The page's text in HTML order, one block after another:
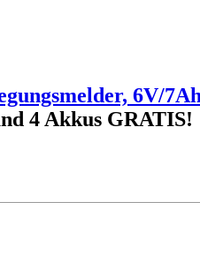
6V/
4 Akkus GRATIS!